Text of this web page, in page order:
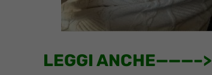
LEGGI ANCHE———–>